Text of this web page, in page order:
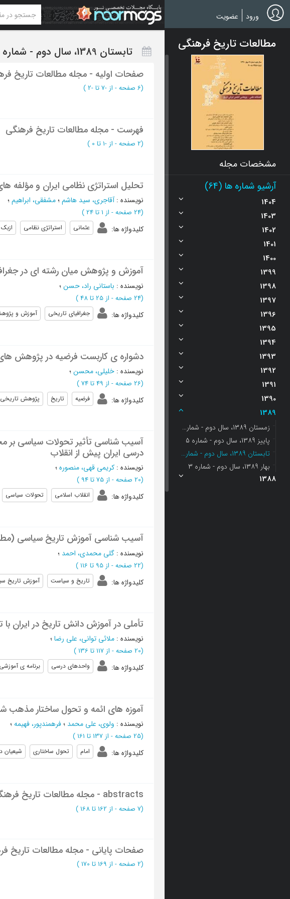
Skip
to
main
ورود عضویت
مطالعات تاریخ فرهنگی
مشخصات مجله
آرشیو شماره ها (64)
1404
1403
1402
1401
1400
1399
1398
1397
1396
1395
1394
1393
1392
1391
1390
1389
زمستان 1389، سال دوم - شماره 6
پاییز 1389، سال دوم - شماره 5
تابستان 1389، سال دوم - شماره 4
بهار 1389، سال دوم - شماره 3
1388
تابستان 1389، سال دوم - شماره 4
صفحات اولیه - مجله مطالعات تاریخ
(‎6 صفحه - از -7 تا -2 )
فهرست - مجله مطالعات تاریخ فرهنگی
(‎2 صفحه - از -1 تا 0 )
تحلیل استراتژی نظامی ایران و مؤلفه های آن
نویسنده :آقاجری، سید هاشم؛مشفقی، ابراهیم؛
(‎24 صفحه - از 1 تا 24 )
کلیدواژه ها: عثمانی استراتژی نظامی
آموزش و پژوهش میان رشته ای در
نویسنده : باستانی راد، حسن؛
(‎24 صفحه - از 25 تا 48 )
کلیدواژه ها: جغرافیای تاریخی آموزش و
دشواره ی کاربست فرضیه در پژوهش
نویسنده : خلیلی، محسن؛
(‎26 صفحه - از 49 تا 74 )
کلیدواژه ها: فرضیه تاریخ پژوهش تاریخی
درسی ایران پیش از انقلاب
نویسنده : کریمی قهی، منصوره؛
(‎20 صفحه - از 75 تا 94 )
کلیدواژه ها: انقلاب اسلامی تحولات سیاسی
آسیب شناسی آموزش تاریخ سیاسی
نویسنده : گلی محمدی، احمد ؛
(‎22 صفحه - از 95 تا 116 )
کلیدواژه ها: تاریخ و سیاست آموزش تاریخ
تأملی در آموزش دانش تاریخ در ایران
نویسنده : ملائی توانی، علی رضا؛
(‎20 صفحه - از 117 تا 136 )
کلیدواژه ها: واحدهای درسی برنامه ی آموزشی
آموزه های ائمه و تحول ساختار مذهب
نویسنده : ولوی، علی محمد ؛فرهمندپور، فهیمه؛
(‎25 صفحه - از 137 تا 161 )
کلیدواژه ها: امام تحول ساختاری شیعیان
abstracts - مجله مطالعات تاریخ فرهنگی
(‎7 صفحه - از 162 تا 168 )
صفحات پایانی - مجله مطالعات تاریخ
(‎2 صفحه - از 169 تا 170 )